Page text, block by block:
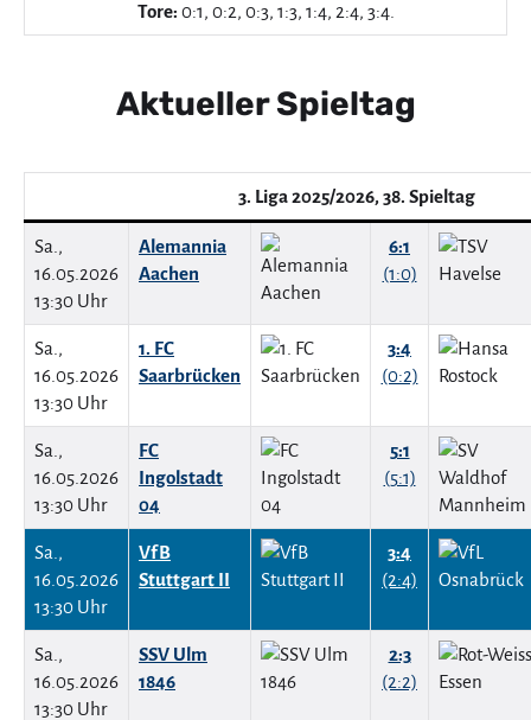
Tore: 0:1, 0:2, 0:3, 1:3, 1:4, 2:4, 3:4.
Aktueller Spieltag
3. Liga 2025/2026, 38. Spieltag
Sa.,
16.05.2026
13:30 Uhr
Alemannia
Aachen
6:1
(1:0)
Sa.,
16.05.2026
13:30 Uhr
1. FC
Saarbrücken
3:4
(0:2)
Sa.,
16.05.2026
13:30 Uhr
FC
Ingolstadt
04
5:1
(5:1)
Sa.,
16.05.2026
13:30 Uhr
VfB
Stuttgart II
3:4
(2:4)
Sa.,
16.05.2026
13:30 Uhr
SSV Ulm
1846
2:3
(2:2)